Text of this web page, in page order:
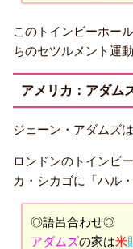
このトインビーホー
ちのセツルメント運
アメリカ：アダム
ジェーン・アダムズ
ロンドンのトインビ
カ・シカゴに「ハル
◎語呂合わせ◎
アダムズの家は米